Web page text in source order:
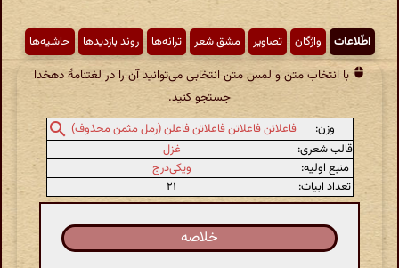
اطّلاعات واژگان تصاویر مشق شعر ترانه‌ها روند بازدیدها حاشیه‌ها
با انتخاب متن و لمس متن انتخابی می‌توانید آن را در لغتنامهٔ دهخدا
جستجو کنید.
وزن:
فاعلاتن فاعلاتن فاعلاتن فاعلن (رمل مثمن محذوف)
قالب شعری:
غزل
منبع اولیه:
ویکی‌درج
تعداد ابیات:
۲۱
خلاصه